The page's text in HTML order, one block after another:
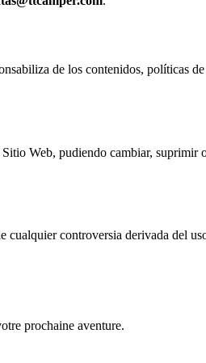
de los contenidos, políticas
Web, pudiendo cambiar, suprimir
controversia derivada del
prochaine aventure.